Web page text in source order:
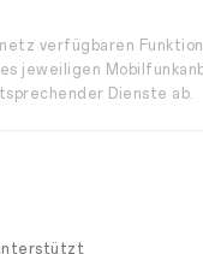
verfügbaren
jeweiligen
Dienste ab.
unterstützt